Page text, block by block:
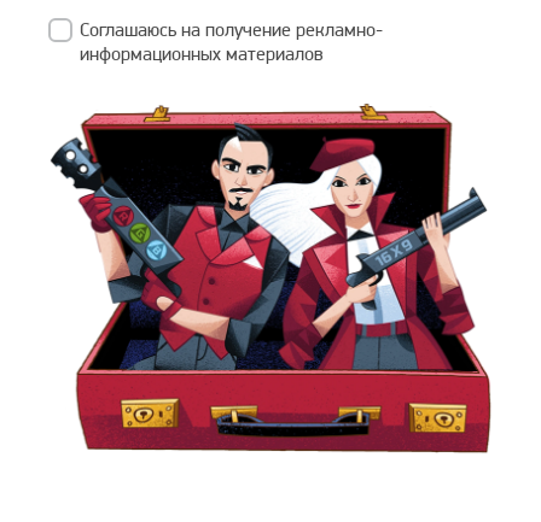
Соглашаюсь на получение рекламно-
информационных материалов